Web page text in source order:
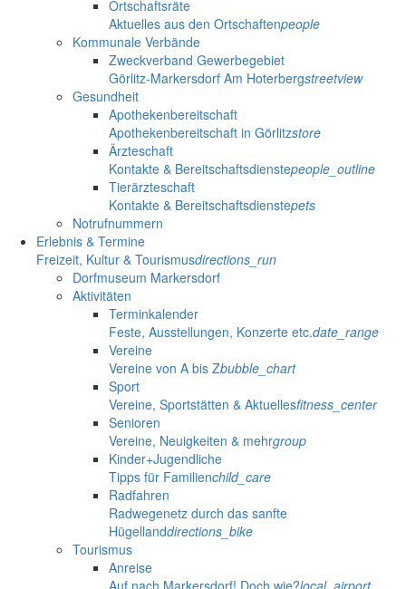
Ortschaftsräte
Aktuelles aus den Ortschaftenpeople
Kommunale Verbände
Zweckverband Gewerbegebiet
Görlitz-Markersdorf Am Hoterbergstreetview
Gesundheit
Apothekenbereitschaft
Apothekenbereitschaft in Görlitzstore
Ärzteschaft
Kontakte & Bereitschaftsdienstepeople_outline
Tierärzteschaft
Kontakte & Bereitschaftsdienstepets
Notrufnummern
Erlebnis & Termine
Freizeit, Kultur & Tourismusdirections_run
Dorfmuseum Markersdorf
Aktivitäten
Terminkalender
Feste, Ausstellungen, Konzerte etc.date_range
Vereine
Vereine von A bis Zbubble_chart
Sport
Vereine, Sportstätten & Aktuellesfitness_center
Senioren
Vereine, Neuigkeiten & mehrgroup
Kinder+Jugendliche
Tipps für Familienchild_care
Radfahren
Radwegenetz durch das sanfte
Hügellanddirections_bike
Tourismus
Anreise
Auf nach Markersdorf! Doch wie?local_airport